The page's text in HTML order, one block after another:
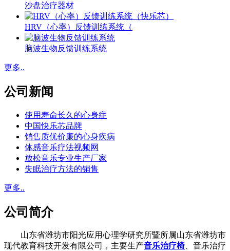
沙盘治疗器材
HRV（心率）反馈训练系统（
脑波生物反馈训练系统
更多..
公司新闻
使用寿命长久的心身症
中国快乐芯品牌
销售质优价廉的心身疾病
体感音乐疗法视频网
放松音乐专业生产厂家
失眠治疗方法的销售
更多..
公司简介
山东省潍坊市阳光应用心理学研究所暨所属山东省潍坊市
现代教育科技开发有限公司，主要生产音乐治疗椅、音乐治疗